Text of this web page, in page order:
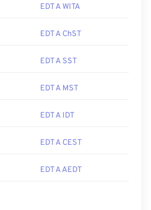
EDT A WITA
EDT A ChST
EDT A SST
EDT A MST
EDT A IDT
EDT A CEST
EDT A AEDT